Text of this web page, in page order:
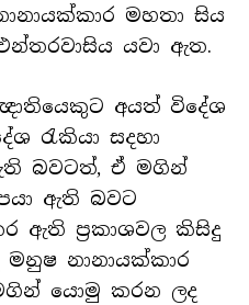
මහතා සිය
යවා ඇත.
අයත් විදේශ
රැකියා සදහා
බවටත්, ඒ මගින්
ඇති බවට
ඇති ප්‍රකාශවල කිසිදු
නානායක්කාර
යොමු කරන ලද